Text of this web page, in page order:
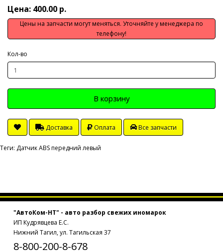
Цена: 400.00 р.
Цены на запчасти могут меняться. Уточняйте у менеджера по
телефону!
Кол-во
В корзину
Доставка Оплата Все запчасти
Теги: Датчик ABS передний левый
"АвтоКом-НТ" - авто разбор свежих иномарок
ИП Кудрявцева Е.С.
Нижний Тагил, ул. Тагильская 37
8-800-200-8-678